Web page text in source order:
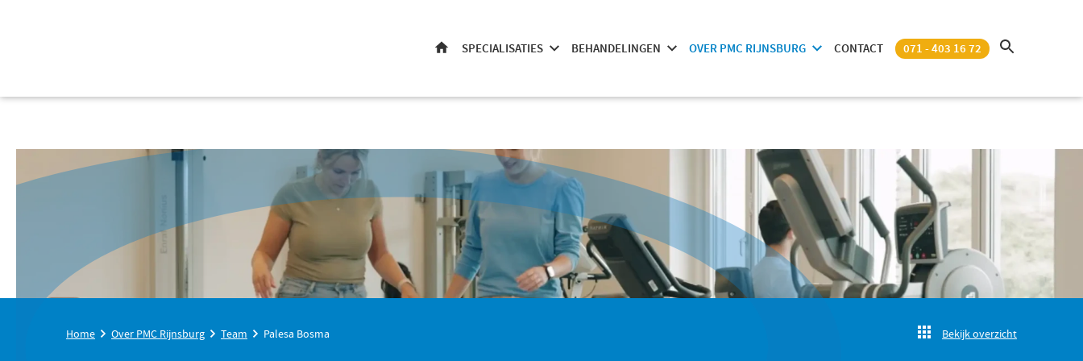
HOME
SPECIALISATIES BEHANDELINGEN OVER PMC RIJNSBURG CONTACT 071 - 403 16 72
Home Over PMC Rijnsburg Team Palesa Bosma Bekijk overzicht